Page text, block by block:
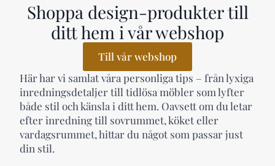
Shoppa design-produkter till
ditt hem i vår webshop
Till vår webshop
Här har vi samlat våra personliga tips – från lyxiga
inredningsdetaljer till tidlösa möbler som lyfter
både stil och känsla i ditt hem. Oavsett om du letar
efter inredning till sovrummet, köket eller
vardagsrummet, hittar du något som passar just
din stil.